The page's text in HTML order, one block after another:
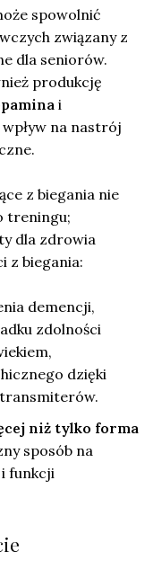
spowolnić
związany z
dla seniorów.
produkcję
i
na nastrój
z biegania nie
treningu;
dla zdrowia
z biegania:
demencji,
zdolności
dzięki
niż tylko forma
sposób na
funkcji